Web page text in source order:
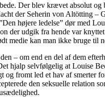
Der blev krævet absolut
der Seherin von Altötting –
højere ledelse” dør med
der udgik fra hende var
medie kan man ikke bruge til
– om end en del af dem
hjalp selvfølgelig at Louise
fromt led et hav af smerter
den seksuelle relation